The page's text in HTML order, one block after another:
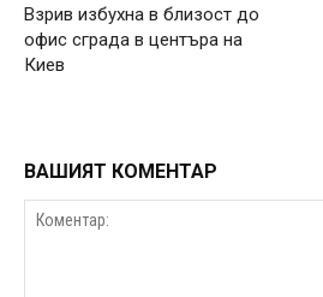
Взрив избухна в близост до
офис сграда в центъра на
Киев
ВАШИЯТ КОМЕНТАР